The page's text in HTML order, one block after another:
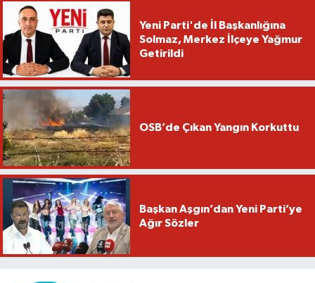
Yeni Parti'de İl Başkanlığına
Solmaz, Merkez İlçeye Yağmur
Getirildi
OSB’de Çıkan Yangın Korkuttu
Başkan Aşgın’dan Yeni Parti’ye
Ağır Sözler